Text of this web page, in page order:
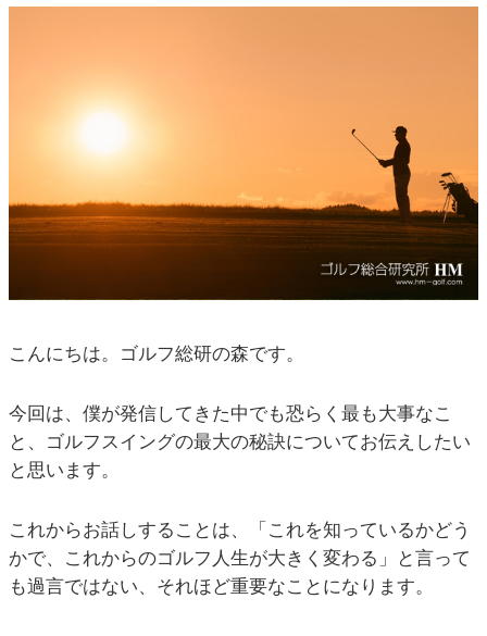
こんにちは。ゴルフ総研の森です。
今回は、僕が発信してきた中でも恐らく最も大事なこ
と、ゴルフスイングの最大の秘訣についてお伝えしたい
と思います。
これからお話しすることは、「これを知っているかどう
かで、これからのゴルフ人生が大きく変わる」と言って
も過言ではない、それほど重要なことになります。